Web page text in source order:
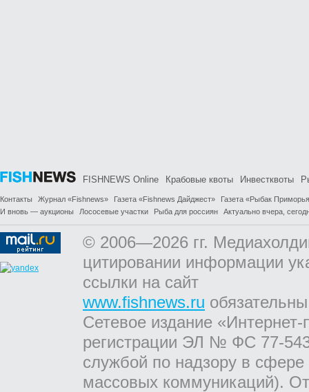
FISHNEWS Online Крабовые квоты Инвестквоты
Контакты Журнал «Fishnews» Газета «Fishnews Дайджест»
Газета «Рыбак
И вновь — аукционы
Лососевые участки Рыба для россиян Актуально вчера,
© 2006—2026 гг.
цитировании информации
ссылки на сайт
www.fishnews.ru
Сетевое издание
регистрации ЭЛ № ФС 77-
службой по надзору в
массовых коммуникаций).